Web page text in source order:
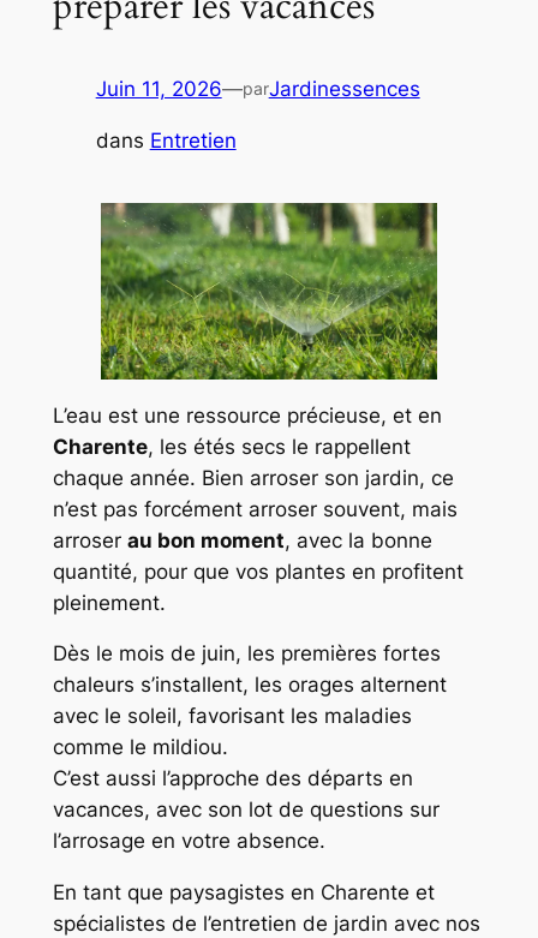
Juin 11, 2026—parJardinessences
dans Entretien
L’eau est une ressource précieuse, et en
Charente, les étés secs le rappellent
chaque année. Bien arroser son jardin, ce
n’est pas forcément arroser souvent, mais
arroser au bon moment, avec la bonne
quantité, pour que vos plantes en profitent
pleinement.
Dès le mois de juin, les premières fortes
chaleurs s’installent, les orages alternent
avec le soleil, favorisant les maladies
comme le mildiou.
C’est aussi l’approche des départs en
vacances, avec son lot de questions sur
l’arrosage en votre absence.
En tant que paysagistes en Charente et
spécialistes de l’entretien de jardin avec nos